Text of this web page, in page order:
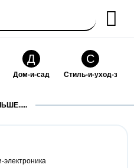
Д
Дом-и-сад
С
Стиль-и-уход-за-